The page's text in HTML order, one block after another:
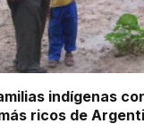
indígenas
ricos de